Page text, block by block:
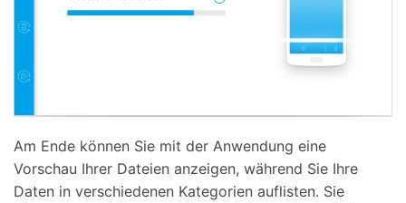
Am Ende können Sie mit der Anwendung eine
Vorschau Ihrer Dateien anzeigen, während Sie Ihre
Daten in verschiedenen Kategorien auflisten. Sie